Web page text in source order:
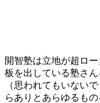
開智塾は立地が超ロ
板を出している塾さ
（思われてもいない
らありとあらゆるも